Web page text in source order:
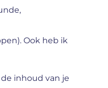
Ook heb ik
inhoud van je